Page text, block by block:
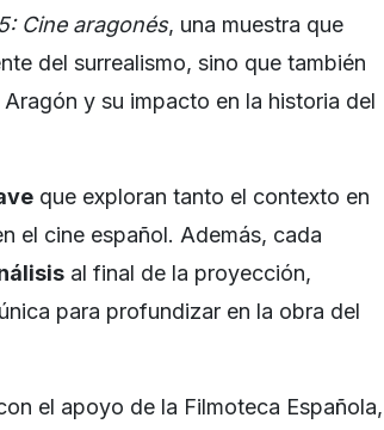
Cine aragonés, una muestra que
del surrealismo, sino que también
y su impacto en la historia del
que exploran tanto el contexto en
el cine español. Además, cada
al final de la proyección,
para profundizar en la obra del
el apoyo de la Filmoteca Española,